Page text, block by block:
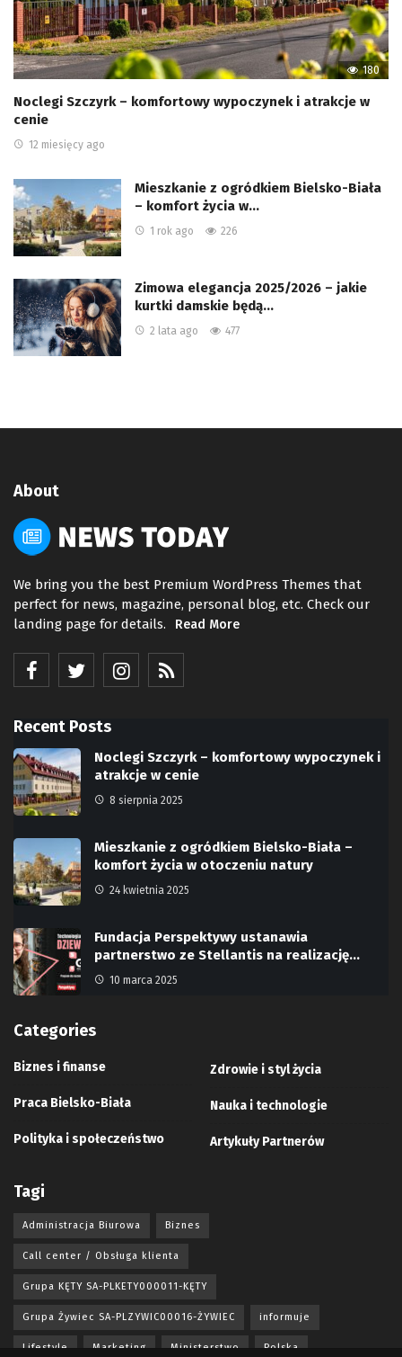
180
Noclegi Szczyrk – komfortowy wypoczynek i atrakcje w
cenie
12 miesięcy ago
Mieszkanie z ogródkiem Bielsko-Biała
– komfort życia w…
1 rok ago 226
Zimowa elegancja 2025/2026 – jakie
kurtki damskie będą…
2 lata ago 477
About
We bring you the best Premium WordPress Themes that
perfect for news, magazine, personal blog, etc. Check our
landing page for details.
Read More
Recent Posts
Noclegi Szczyrk – komfortowy wypoczynek i
atrakcje w cenie
8 sierpnia 2025
Mieszkanie z ogródkiem Bielsko-Biała –
komfort życia w otoczeniu natury
24 kwietnia 2025
Fundacja Perspektywy ustanawia
partnerstwo ze Stellantis na realizację…
10 marca 2025
Categories
Biznes i finanse
Praca Bielsko-Biała
Polityka i społeczeństwo
Zdrowie i styl życia
Nauka i technologie
Artykuły Partnerów
Tagi
Administracja Biurowa Biznes
Call center / Obsługa klienta
Grupa KĘTY SA-PLKETY000011-KĘTY
Grupa Żywiec SA-PLZYWIC00016-ŻYWIEC informuje
Lifestyle Marketing Ministerstwo Polska